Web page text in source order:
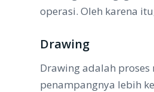
operasi. Oleh karena
Drawing
Drawing adalah
penampangnya lebih